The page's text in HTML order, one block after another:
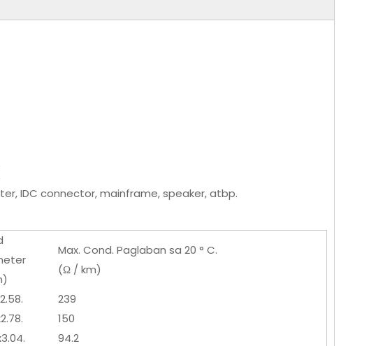
IDC connector, mainframe, speaker, atbp.
Max. Cond. Paglaban sa 20 ° C.
(Ω / km)
239
150
94.2